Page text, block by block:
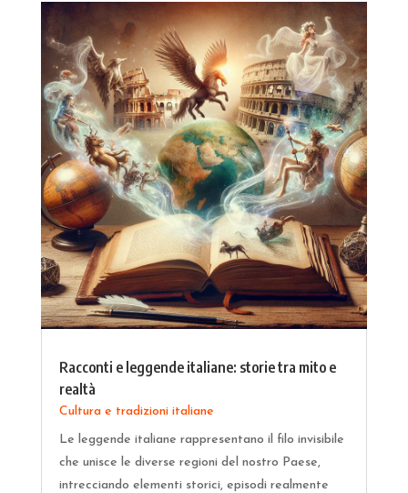
Racconti e leggende italiane: storie tra mito e
realtà
Cultura e tradizioni italiane
Le leggende italiane rappresentano il filo invisibile
che unisce le diverse regioni del nostro Paese,
intrecciando elementi storici, episodi realmente